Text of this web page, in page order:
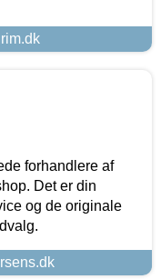
forhandlere af
Det er din
og de originale